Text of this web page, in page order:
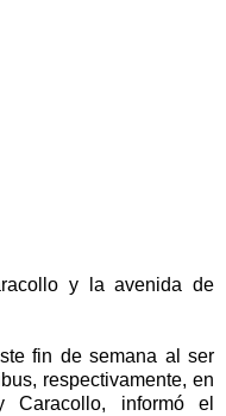
y la avenida de
fin de semana al ser
respectivamente, en
Caracollo, informó el